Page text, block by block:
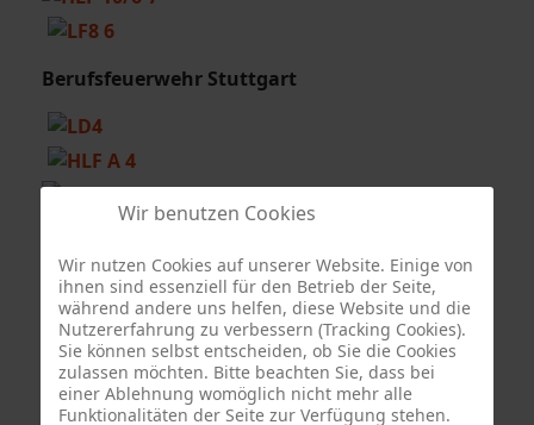
Berufsfeuerwehr Stuttgart
Sonderfahrzeug Berufsfeuerwehr Stuttgart
Quelle Fotos:
Wir benutzen Cookies
Wir nutzen Cookies auf unserer Website. Einige von
ihnen sind essenziell für den Betrieb der Seite,
während andere uns helfen, diese Website und die
Nutzererfahrung zu verbessern (Tracking Cookies).
Sie können selbst entscheiden, ob Sie die Cookies
zulassen möchten. Bitte beachten Sie, dass bei
einer Ablehnung womöglich nicht mehr alle
Funktionalitäten der Seite zur Verfügung stehen.